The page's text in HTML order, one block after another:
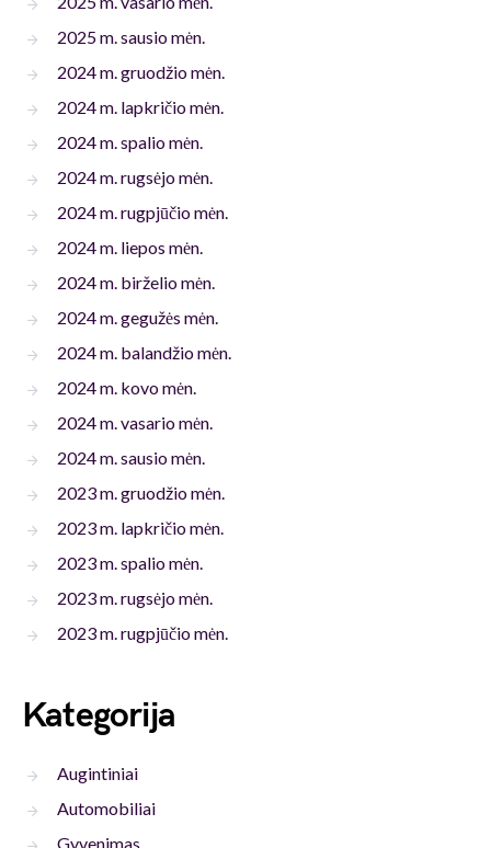
2025 m. sausio mėn.
2024 m. gruodžio mėn.
2024 m. lapkričio mėn.
2024 m. spalio mėn.
2024 m. rugsėjo mėn.
2024 m. rugpjūčio mėn.
2024 m. liepos mėn.
2024 m. birželio mėn.
2024 m. gegužės mėn.
2024 m. balandžio mėn.
2024 m. kovo mėn.
2024 m. vasario mėn.
2024 m. sausio mėn.
2023 m. gruodžio mėn.
2023 m. lapkričio mėn.
2023 m. spalio mėn.
2023 m. rugsėjo mėn.
2023 m. rugpjūčio mėn.
Kategorija
Augintiniai
Automobiliai
Gyvenimas